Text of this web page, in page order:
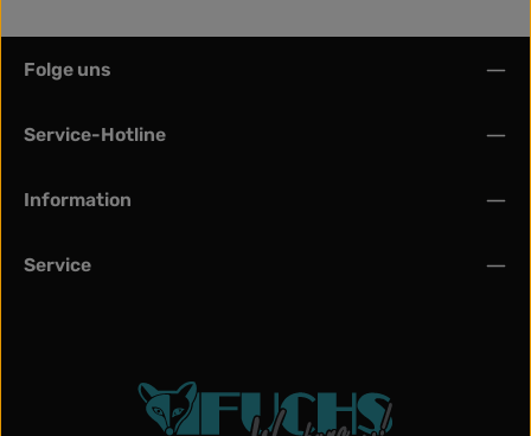
Folge uns
Service-Hotline
Information
Service